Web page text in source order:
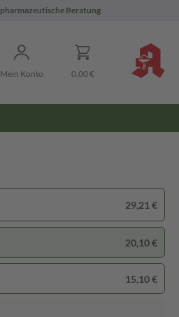
pharmazeutische Beratung
Mein Konto 0,00 €
29,21 €
20,10 €
15,10 €